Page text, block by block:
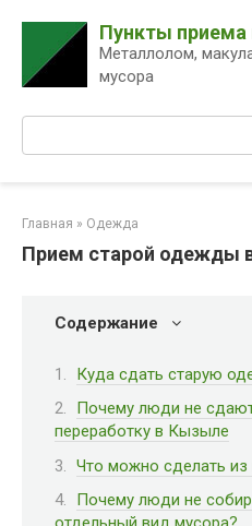
контенту
Пункты приема
Металлолом,
мусора
Главная » Одежда
Прием старой одежды
Содержание
Куда сдать старую
Почему люди не
переработку в Кызыле
Что можно сделать из
Почему люди не